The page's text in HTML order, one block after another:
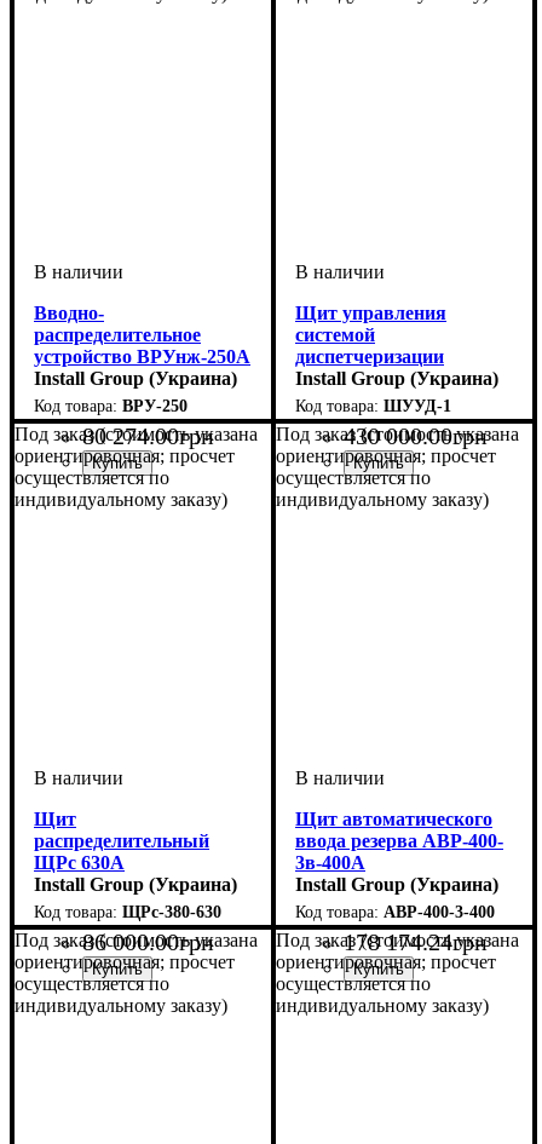
Вводно-
распределительное
устройство ВРУнж-250А
Install Group (Украина)
ВРУ-250
80 274.00грн
Щит управления
системой
диспетчеризации
«Умный дом»
Install Group (Украина)
ШУУД-1
430 000.00грн
Под заказ (стоимость указана
ориентировочная; просчет
осуществляется по
индивидуальному заказу)
Щит
распределительный
ЩРс 630А
Install Group (Украина)
ЩРс-380-630
86 000.00грн
Под заказ (стоимость указана
ориентировочная; просчет
осуществляется по
индивидуальному заказу)
Щит автоматического
ввода резерва АВР-400-
3в-400А
Install Group (Украина)
АВР-400-3-400
178 174.24грн
Под заказ (стоимость указана
ориентировочная; просчет
осуществляется по
индивидуальному заказу)
Под заказ (стоимость указана
ориентировочная; просчет
осуществляется по
индивидуальному заказу)